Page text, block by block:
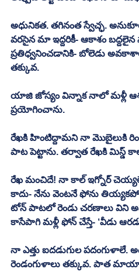
అధునికత. తగినంత స్వేచ్ఛ.
వరసైన మా ఇద్దరికీ- ఆకాశం బద్దలైన
ప్రతిధ్వనించడానికి- బోలెడు
తక్కువ.
యాజి జోస్యం విన్నాక నాలో మళ్లీ ఆశ
ప్రయోగించాను.
రేఖకి హింటిద్దామని నా మొబైలుకి రింగ్‌టోన్ ‘అబ్బ నీ తియ్యని
పాట పెట్టాను. తర్వాత రేఖకి మిస్డ్
రేఖ మంచిదే! నా కాల్ ఇగ్నోర్
కాదు- నేను వెంటనే ఫోను
టోన్ పాటలో రెండు చరణాలు విని
కాసేపాగి మళ్లీ ఫోన్ చేస్తే- ‘వీడు
నా ఎత్తు ఐదడుగుల
రెండంగుళాలు తక్కువ. పాత